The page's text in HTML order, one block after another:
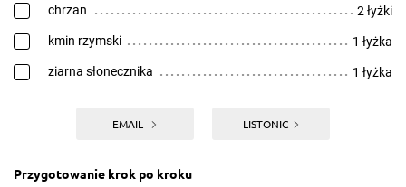
chrzan 2 łyżki
kmin rzymski 1 łyżka
ziarna słonecznika 1 łyżka
EMAIL LISTONIC
Przygotowanie krok po kroku